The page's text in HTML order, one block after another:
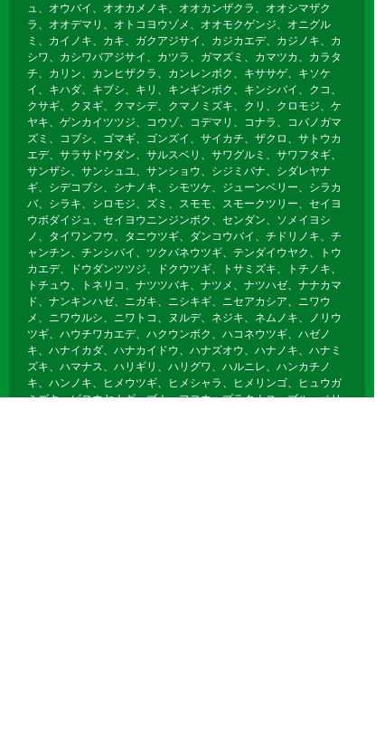
ュ、オウバイ、オオカメノキ、オオカンザクラ、オオシマザク
ラ、オオデマリ、オトコヨウゾメ、オオモクゲンジ、オニグル
ミ、カイノキ、カキ、ガクアジサイ、カジカエデ、カジノキ、カ
シワ、カシワバアジサイ、カツラ、ガマズミ、カマツカ、カラタ
チ、カリン、カンヒザクラ、カンレンボク、キササゲ、キソケ
イ、キハダ、キブシ、キリ、キンギンボク、キンシバイ、クコ、
クサギ、クヌギ、クマシデ、クマノミズキ、クリ、クロモジ、ケ
ヤキ、ゲンカイツツジ、コウゾ、コデマリ、コナラ、コバノガマ
ズミ、コブシ、ゴマギ、ゴンズイ、サイカチ、ザクロ、サトウカ
エデ、サラサドウダン、サルスベリ、サワグルミ、サワフタギ、
サンザシ、サンシュユ、サンショウ、シジミバナ、シダレヤナ
ギ、シデコブシ、シナノキ、シモツケ、ジューンベリー、シラカ
バ、シラキ、シロモジ、ズミ、スモモ、スモークツリー、セイヨ
ウボダイジュ、セイヨウニンジンボク、センダン、ソメイヨシ
ノ、タイワンフウ、タニウツギ、ダンコウバイ、チドリノキ、チ
ャンチン、チンシバイ、ツクバネウツギ、テンダイウヤク、トウ
カエデ、ドウダンツツジ、ドクウツギ、トサミズキ、トチノキ、
トチュウ、トネリコ、ナツツバキ、ナツメ、ナツハゼ、ナナカマ
ド、ナンキンハゼ、ニガキ、ニシキギ、ニセアカシア、ニワウ
メ、ニワウルシ、ニワトコ、ヌルデ、ネジキ、ネムノキ、ノリウ
ツギ、ハウチワカエデ、ハクウンボク、ハコネウツギ、ハゼノ
キ、ハナイカダ、ハナカイドウ、ハナズオウ、ハナノキ、ハナミ
ズキ、ハマナス、ハリギリ、ハリグワ、ハルニレ、ハンカチノ
キ、ハンノキ、ヒメウツギ、ヒメシャラ、ヒメリンゴ、ヒュウガ
ミズキ、ビヨウヤナギ、ブナ、フヨウ、プラタナス、ブルーベリ